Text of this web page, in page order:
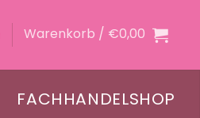
Warenkorb / €0,00
FACHHANDELSHOP